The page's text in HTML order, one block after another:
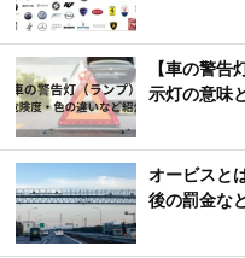
【車の警
示灯の意味
オービスと
後の罰金な